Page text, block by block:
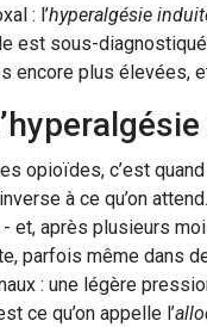
: l’hyperalgésie
est sous-
encore plus élevées,
opioïdes, c’est
à ce qu’on
et, après plusieurs
parfois même dans
: une légère
ce qu’on appelle l’